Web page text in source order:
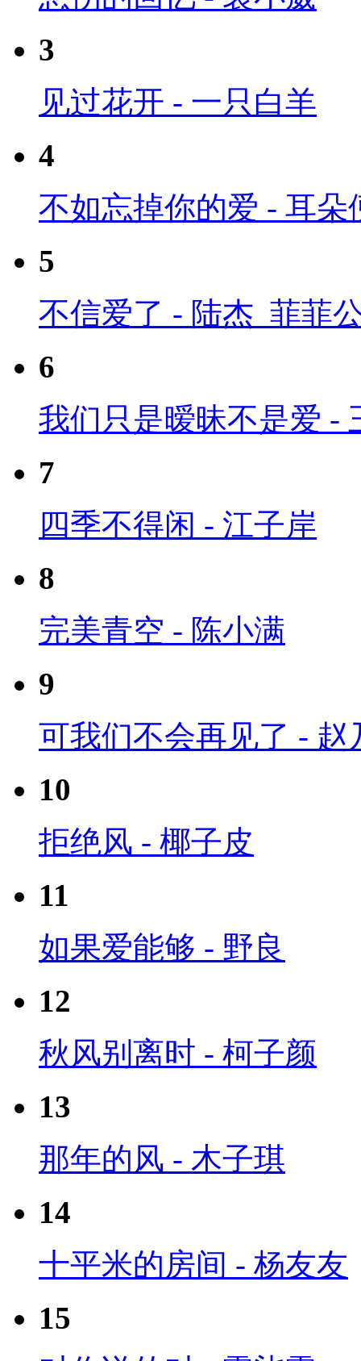
3
见过花开 - 一只白羊
4
不如忘掉你的爱 - 耳朵
5
不信爱了 - 陆杰_菲菲
6
我们只是暧昧不是爱 -
7
四季不得闲 - 江子岸
8
完美青空 - 陈小满
9
可我们不会再见了 - 赵
10
拒绝风 - 椰子皮
11
如果爱能够 - 野良
12
秋风别离时 - 柯子颜
13
那年的风 - 木子琪
14
十平米的房间 - 杨友友
15